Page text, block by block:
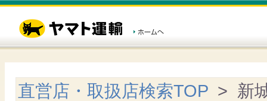
直営店・取扱店検索TOP > 新